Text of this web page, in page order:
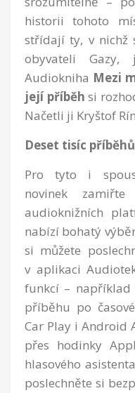
historii tohoto
střídají ty, v nichž
obyvateli
Audiokniha Mezi
její příběh si
Načetli ji Kryštof
Deset tisíc
Pro tyto i
novinek
audioknižních
nabízí bohatý
si můžete
v aplikaci
funkcí – například
příběhu po
Car Play i Android
přes hodinky
hlasového
poslechněte si